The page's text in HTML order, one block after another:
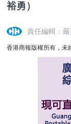
裕勇）
責任編輯：
香港商報版權所有，未